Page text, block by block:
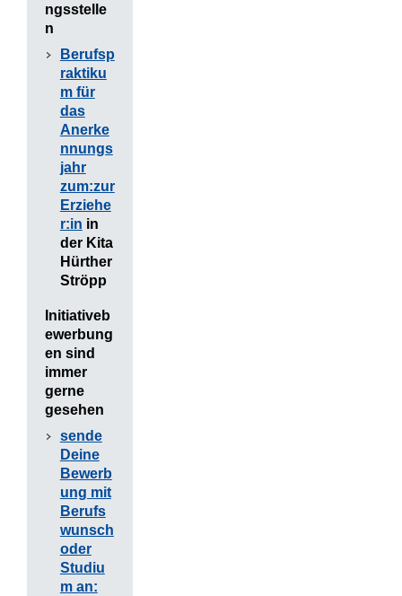
ngsstelle
n
Berufsp
raktiku
m für
das
Anerke
nnungs
jahr
zum:zur
Erziehe
r:in in
der Kita
Hürther
Ströpp
Initiativeb
ewerbung
en sind
immer
gerne
gesehen
sende
Deine
Bewerb
ung mit
Berufs
wunsch
oder
Studiu
m an: